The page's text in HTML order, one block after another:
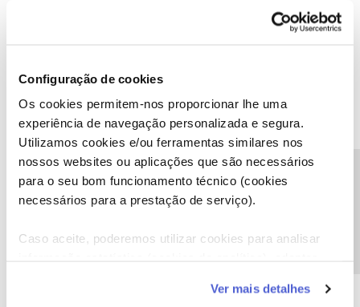
Configuração de cookies
Os cookies permitem-nos proporcionar lhe uma
experiência de navegação personalizada e segura.
Utilizamos cookies e/ou ferramentas similares nos
nossos websites ou aplicações que são necessários
para o seu bom funcionamento técnico (cookies
necessários para a prestação de serviço).
Caso aceite, poderemos utilizar cookies para analisar
funcionalidades (cookies de personalização e
Ver mais detalhes
Mário P. Forum|Forum|3 years ago
Boa tarde@Srz2022,
Lamentamos o que nos conta. Não nos revemos no género de
atuação que descreve.
Envie-nos, por favor, uma mensagem privada com o seu número